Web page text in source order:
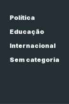
Política
Educação
Internacional
Sem categoria